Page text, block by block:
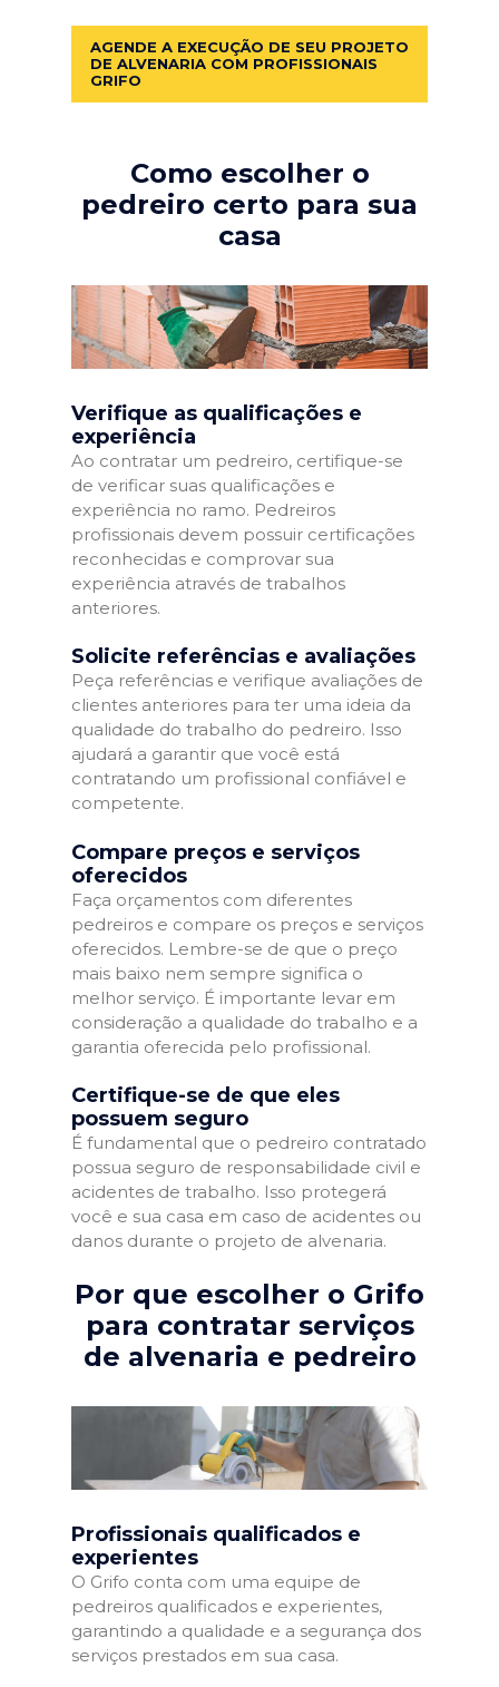
AGENDE A EXECUÇÃO DE SEU PROJETO
DE ALVENARIA COM PROFISSIONAIS
GRIFO
Como escolher o
pedreiro certo para sua
casa
Verifique as qualificações e
experiência
Ao contratar um pedreiro, certifique-se
de verificar suas qualificações e
experiência no ramo. Pedreiros
profissionais devem possuir certificações
reconhecidas e comprovar sua
experiência através de trabalhos
anteriores.
Solicite referências e avaliações
Peça referências e verifique avaliações de
clientes anteriores para ter uma ideia da
qualidade do trabalho do pedreiro. Isso
ajudará a garantir que você está
contratando um profissional confiável e
competente.
Compare preços e serviços
oferecidos
Faça orçamentos com diferentes
pedreiros e compare os preços e serviços
oferecidos. Lembre-se de que o preço
mais baixo nem sempre significa o
melhor serviço. É importante levar em
consideração a qualidade do trabalho e a
garantia oferecida pelo profissional.
Certifique-se de que eles
possuem seguro
É fundamental que o pedreiro contratado
possua seguro de responsabilidade civil e
acidentes de trabalho. Isso protegerá
você e sua casa em caso de acidentes ou
danos durante o projeto de alvenaria.
Por que escolher o Grifo
para contratar serviços
de alvenaria e pedreiro
Profissionais qualificados e
experientes
O Grifo conta com uma equipe de
pedreiros qualificados e experientes,
garantindo a qualidade e a segurança dos
serviços prestados em sua casa.